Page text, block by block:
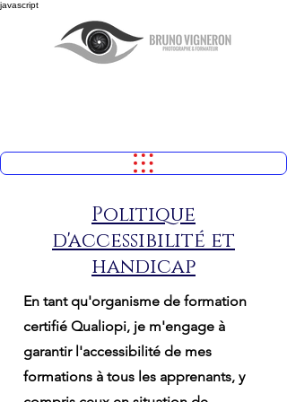
javascript
Politique
d'accessibilité et
handicap
En tant qu'organisme de formation
certifié Qualiopi, je m'engage à
garantir l'accessibilité de mes
formations à tous les apprenants, y